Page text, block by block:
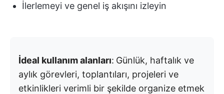
İlerlemeyi ve genel iş akışını izleyin
İdeal kullanım alanları: Günlük, haftalık ve
aylık görevleri, toplantıları, projeleri ve
etkinlikleri verimli bir şekilde organize etmek